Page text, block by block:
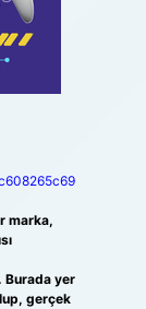
marka,
Burada yer
gerçek